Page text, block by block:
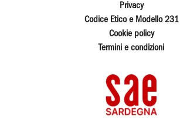
Privacy
Codice Etico e Modello 231
Cookie policy
Termini e condizioni